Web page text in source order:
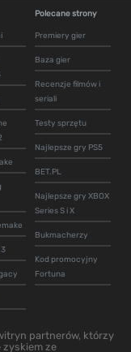
Polecane strony
Premiery gier
Baza gier
Recenzje filmów i
seriali
Testy sprzętu
Najlepsze gry PS5
BET.PL
Najlepsze gry XBOX
Series S i X
Bukmacherzy
Kod promocyjny
Fortuna
partnerów, którzy
zyskiem ze